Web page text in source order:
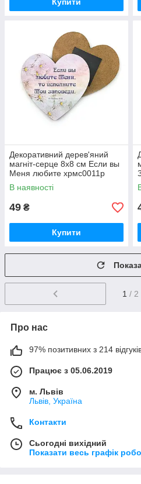
Декоративний дерев'яний
магніт-серце 8х8 см Если вы
Меня любите хрмс0011р
В наявності
49 ₴
Купити
1 / 2
Про нас
97% позитивних з 214
Працює з 05.06.2019
м. Львів
Львів, Україна
Контакти
Сьогодні вихідний
Показати весь графік